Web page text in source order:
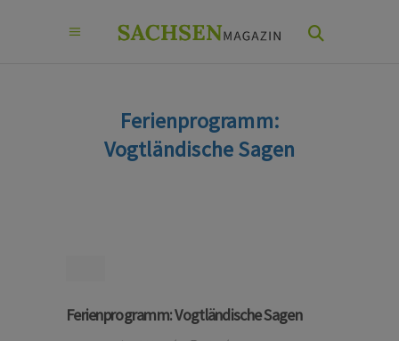
Ferienprogramm:
Vogtländische Sagen
Ferienprogramm: Vogtländische Sagen